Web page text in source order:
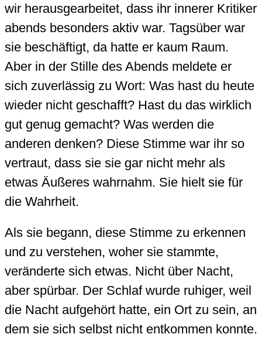
wir herausgearbeitet, dass ihr innerer Kritiker
abends besonders aktiv war. Tagsüber war
sie beschäftigt, da hatte er kaum Raum.
Aber in der Stille des Abends meldete er
sich zuverlässig zu Wort: Was hast du heute
wieder nicht geschafft? Hast du das wirklich
gut genug gemacht? Was werden die
anderen denken? Diese Stimme war ihr so
vertraut, dass sie sie gar nicht mehr als
etwas Äußeres wahrnahm. Sie hielt sie für
die Wahrheit.
Als sie begann, diese Stimme zu erkennen
und zu verstehen, woher sie stammte,
veränderte sich etwas. Nicht über Nacht,
aber spürbar. Der Schlaf wurde ruhiger, weil
die Nacht aufgehört hatte, ein Ort zu sein, an
dem sie sich selbst nicht entkommen konnte.